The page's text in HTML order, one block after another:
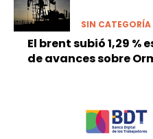
SIN CATEGORÍA
El brent subió 1,29
de avances sobre